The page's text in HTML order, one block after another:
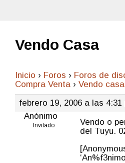
Vendo Casa
Inicio › Foros › Foros de
Compra Venta › Vendo casa
febrero 19, 2006 a las 4:31
Anónimo
Invitado
Vendo o
del Tuyu.